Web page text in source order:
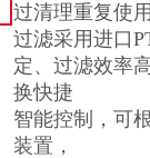
过清理重复使
过滤采用进口
定、过滤效率
换快捷
智能控制，可
装置，